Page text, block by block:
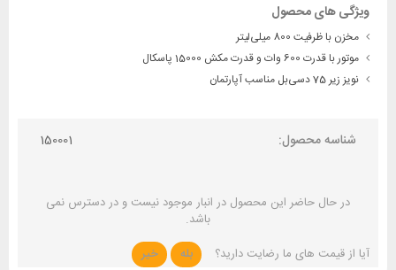
ویژگی های محصول
مخزن با ظرفیت 800 میلی‌لیتر
موتور با قدرت 600 وات و قدرت مکش 15000 پاسکال
نویز زیر 75 دسی‌بل مناسب آپارتمان
شناسه محصول: 150001
در حال حاضر این محصول در انبار موجود نیست و در دسترس نمی
باشد.
آیا از قیمت های ما رضایت دارید؟
بله خیر